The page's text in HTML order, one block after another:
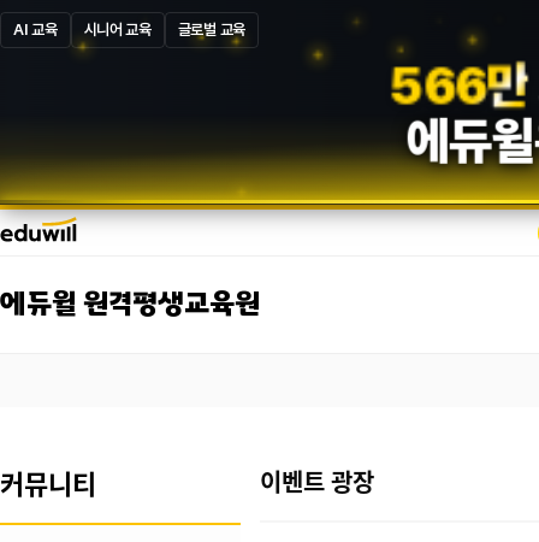
AI 교육 시니어 교육 글로벌 교육
587만
에듀윌
에듀윌 원격평생교육원
커뮤니티 이벤트 광장